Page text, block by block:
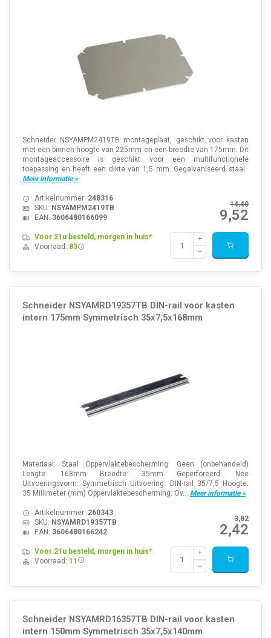
Schneider NSYAMPM2419TB montageplaat, geschikt voor kasten
met een binnen hoogte van 225mm en een breedte van 175mm. Dit
montageaccessoire is geschikt voor een multifunctionele
toepassing en heeft een dikte van 1,5 mm. Gegalvaniseerd staal.
Meer informatie »
14,40
9,52
Artikelnummer: 248316
SKU: NSYAMPM2419TB
EAN: 3606480166099
Voor 21u besteld, morgen in huis*
Voorraad: 83
Schneider NSYAMRD19357TB DIN-rail voor kasten
intern 175mm Symmetrisch 35x7,5x168mm
Materiaal: Staal Oppervlaktebescherming: Geen (onbehandeld)
Lengte: 168mm Breedte: 35mm Geperforeerd: Nee
Uitvoeringsvorm: Symmetrisch Uitvoering: DIN-rail 35/7,5 Hoogte:
35 Millimeter (mm) Oppervlaktebescherming: Ov... Meer informatie »
3,82
2,42
Artikelnummer: 260343
SKU: NSYAMRD19357TB
EAN: 3606480166242
Voor 21u besteld, morgen in huis*
Voorraad: 11
Schneider NSYAMRD16357TB DIN-rail voor kasten
intern 150mm Symmetrisch 35x7,5x140mm